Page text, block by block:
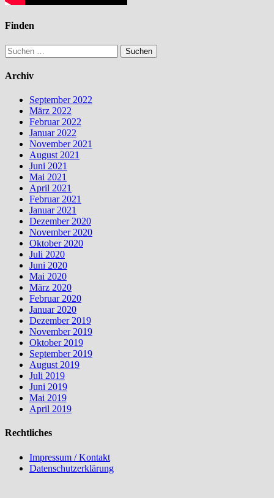
Finden
Suchen
nach:
Archiv
September 2022
März 2022
Februar 2022
Januar 2022
November 2021
August 2021
Juni 2021
Mai 2021
April 2021
Februar 2021
Januar 2021
Dezember 2020
November 2020
Oktober 2020
Juli 2020
Juni 2020
Mai 2020
März 2020
Februar 2020
Januar 2020
Dezember 2019
November 2019
Oktober 2019
September 2019
August 2019
Juli 2019
Juni 2019
Mai 2019
April 2019
Rechtliches
Impressum / Kontakt
Datenschutzerklärung